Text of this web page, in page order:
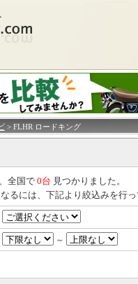
> FLHR ロードキング
全国で 0台 見つかりました。
るには、下記より絞込みを行
～